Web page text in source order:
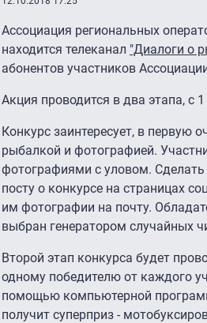
Ассоциация региональных
находится телеканал "Диалоги о
абонентов участников
Акция проводится в два этапа, с
Конкурс заинтересует, в первую
рыбалкой и фотографией.
фотографиями с уловом.
посту о конкурсе на страницах
им фотографии на почту.
выбран генератором случайных
Второй этап конкурса будет
одному победителю от каждого
помощью компьютерной
получит суперприз -